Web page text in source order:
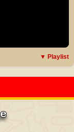
▼ Playlist